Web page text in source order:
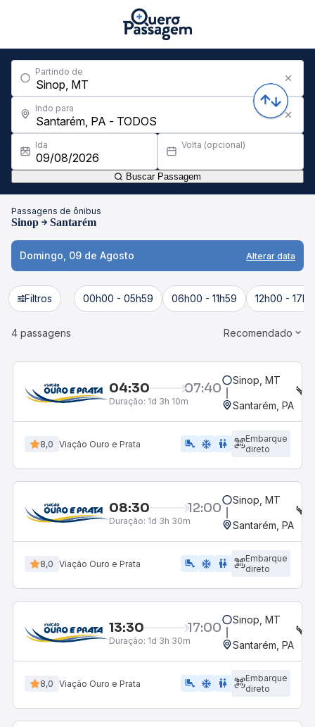
Partindo de
Indo para
Ida Volta (opcional)
Buscar Passagem
Passagens de ônibus
Sinop Santarém
Domingo, 09 de Agosto Alterar data
Filtros 00h00 - 05h59 06h00 - 11h59 12h00 -
4 passagens Recomendado
04:30 07:40
Duração: 1d 3h 10m
Sinop, MT
Santarém, PA
8,0 Viação Ouro e Prata airline_seat_legroom_extra ac_unit WC
Embarque
direto
08:30 12:00
Duração: 1d 3h 30m
Sinop, MT
Santarém, PA
8,0 Viação Ouro e Prata airline_seat_legroom_extra ac_unit WC
Embarque
direto
13:30 17:00
Duração: 1d 3h 30m
Sinop, MT
Santarém, PA
8,0 Viação Ouro e Prata airline_seat_legroom_extra ac_unit WC
Embarque
direto